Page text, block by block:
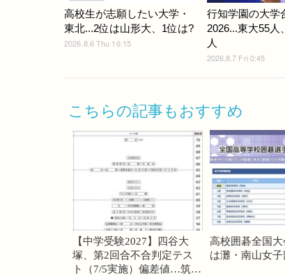
高校生が志願したい大学・
東北...2位は山形大、1位は?
2026.8.6 Thu 16:15
行知学園の大学
2026...東大55人
人
2026.8.7 Fri 0:45
こちらの記事もおすすめ
【中学受験2027】四谷大
塚、第2回合不合判定テス
ト（7/5実施）偏差値…筑駒
高校囲碁全国
は灘・南山女